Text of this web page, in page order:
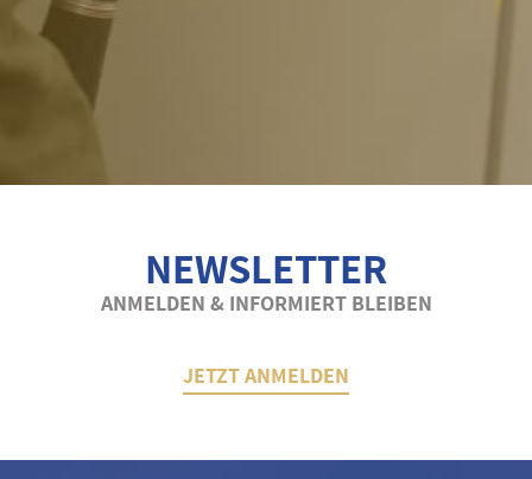
NEWSLETTER
ANMELDEN & INFORMIERT BLEIBEN
JETZT ANMELDEN